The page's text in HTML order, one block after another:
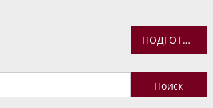
ПОДГОТОВКА К РОЖДЕСТВУ ХРИСТОВУ В ВОСКРЕСНОЙ ШКОЛЕ ХРАМА НИКИТЫ МУЧЕНИКА
Найти: